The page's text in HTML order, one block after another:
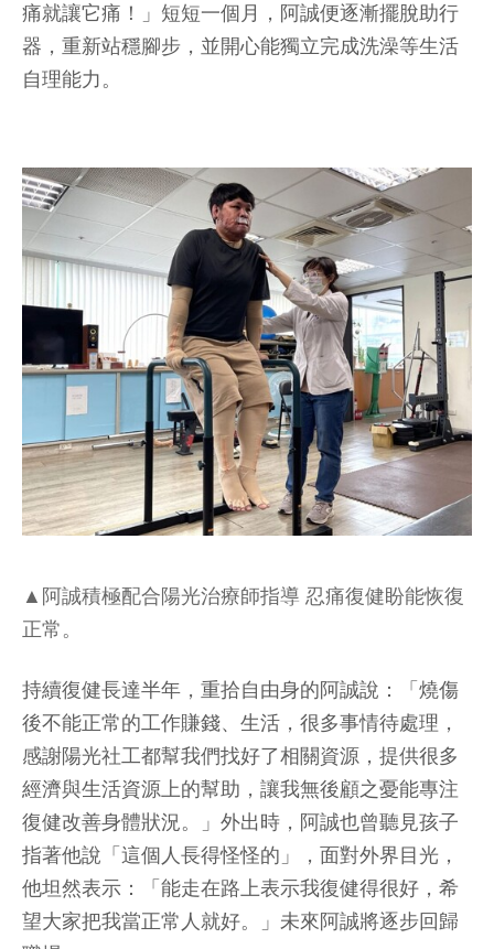
痛就讓它痛！」短短一個月，阿誠便逐漸擺脫助行
器，重新站穩腳步，並開心能獨立完成洗澡等生活
自理能力。
▲阿誠積極配合陽光治療師指導 忍痛復健盼能恢復
正常。
持續復健長達半年，重拾自由身的阿誠說：「燒傷
後不能正常的工作賺錢、生活，很多事情待處理，
感謝陽光社工都幫我們找好了相關資源，提供很多
經濟與生活資源上的幫助，讓我無後顧之憂能專注
復健改善身體狀況。」外出時，阿誠也曾聽見孩子
指著他說「這個人長得怪怪的」，面對外界目光，
他坦然表示：「能走在路上表示我復健得很好，希
望大家把我當正常人就好。」未來阿誠將逐步回歸